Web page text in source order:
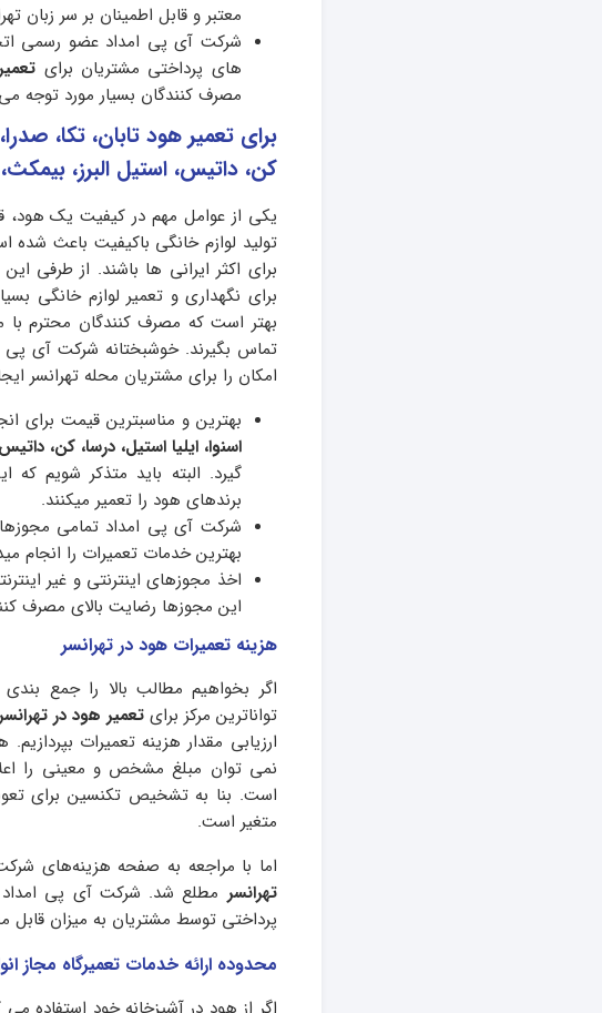
معتبر و قابل اطمینان بر سر زبان
شرکت آی پی امداد عضو رسمی
های پرداختی مشتریان برای
مصرف کنندگان بسیار مورد توجه
برای تعمیر هود تابان، تکا،
کن، داتیس، استیل البرز،
یکی از عوامل مهم در کیفیت یک هود،
تولید لوازم خانگی باکیفیت باعث
برای اکثر ایرانی ها باشند. از طرفی
برای نگهداری و تعمیر لوازم خانگی
بهتر است که مصرف کنندگان محترم با
تماس بگیرند. خوشبختانه شرکت آی
امکان را برای مشتریان محله تهرانسر
بهترین و مناسبترین قیمت برای
اسنوا، ایلیا استیل، درسا، کن،
گیرد. البته باید متذکر شویم
برندهای هود را تعمیر میکنند.
شرکت آی پی امداد تمامی
بهترین خدمات تعمیرات را انجام
اخذ مجوزهای اینترنتی و غیر
این مجوزها رضایت بالای مصرف
هزینه تعمیراتهود در تهرانسر
اگر بخواهیم مطالب بالا را جمع
تواناترین مرکز برایتعمیر هود در
ارزیابی مقدار هزینه تعمیرات
نمی توان مبلغ مشخص و معینی را
است. بنا به تشخیص تکنسین برای
متغیر است.
اما با مراجعه به صفحه هزینه‌های
تهرانسر مطلع شد. شرکت آی پی امداد
پرداختی توسط مشتریان به میزان قابل
محدوده ارائه خدمات تعمیرگاه مجاز